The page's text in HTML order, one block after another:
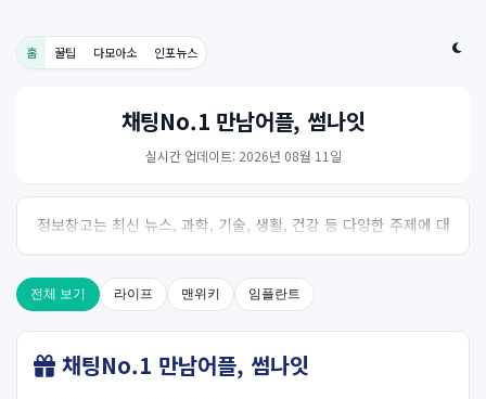
홈 꿀팁 다모아소 인포뉴스
채팅No.1 만남어플, 썸나잇
실시간 업데이트: 2026년 08월 11일
정보창고는 최신 뉴스, 과학, 기술, 생활, 건강 등 다양한 주제에 대
한 신뢰성 있는 정보를 제공하는 온라인 자료실입니다.
전체 보기 라이프 맨위키 임플란트
채팅No.1 만남어플, 썸나잇